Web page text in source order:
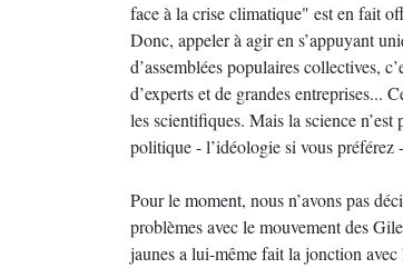
face à la crise climatique" est en fait
Donc, appeler à agir en s’appuyant
d’assemblées populaires collectives,
d’experts et de grandes entreprises...
les scientifiques. Mais la science
politique - l’idéologie si vous préférez
Pour le moment, nous n’avons pas
problèmes avec le mouvement des
jaunes a lui-même fait la jonction